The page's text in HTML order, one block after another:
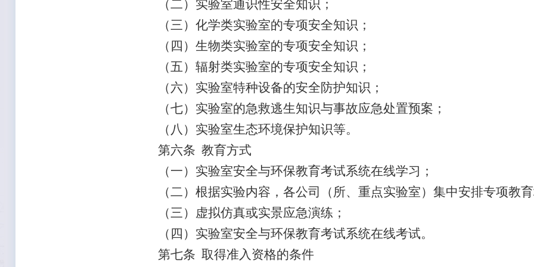
（二）实验室通识性安全知识；
（三）化学类实验室的专项安全知识；
（四）生物类实验室的专项安全知识；
（五）辐射类实验室的专项安全知识；
（六）实验室特种设备的安全防护知识；
（七）实验室的急救逃生知识与事故应急处置预案；
（八）实验室生态环境保护知识等。
第六条 教育方式
（一）实验室安全与环保教育考试系统在线学习；
（二）根据实验内容，各公司（所、重点实验室）集中安排专项教
（三）虚拟仿真或实景应急演练；
（四）实验室安全与环保教育考试系统在线考试。
第七条 取得准入资格的条件